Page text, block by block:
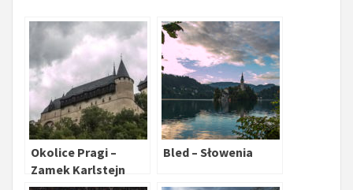
Okolice Pragi –
Zamek Karlstejn
Bled – Słowenia